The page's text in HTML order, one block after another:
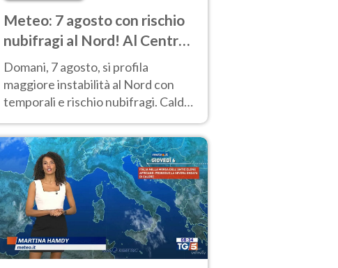
Meteo: 7 agosto con rischio
nubifragi al Nord! Al Centro-
Sud caldo estremo
Domani, 7 agosto, si profila
maggiore instabilità al Nord con
temporali e rischio nubifragi. Caldo
previsioni.